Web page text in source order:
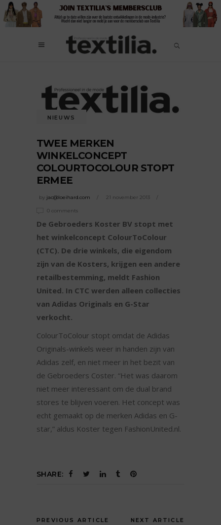
NIEUWS
TWEE MERKEN
WINKELCONCEPT
COLOURTOCOLOUR STOPT
ERMEE
by jac@loeihard.com 21 november 2013
0 comments
De Gebroeders Koster BV stopt met
het winkelconcept ColourToColour
(CTC). De drie winkels, die eigendom
zijn van de Kosters, krijgen een andere
retailbestemming, meldt Fashion
United. In CTC werden alleen collecties
van Adidas Originals en G-Star
verkocht.
ColourToColour stopt omdat de Adidas
Originals-winkels weer in handen zijn van
Adidas zelf, en niet meer in het bezit van
de Gebroeders Coster. “Het was daarom
niet meer interessant om de dual brand
stores te blijven voeren. Het concept was
echt gemaakt op de merken Adidas en G-
star,” aldus Koster tegen FashionUnited.nl.
SHARE:
PREVIOUS ARTICLE NEXT ARTICLE